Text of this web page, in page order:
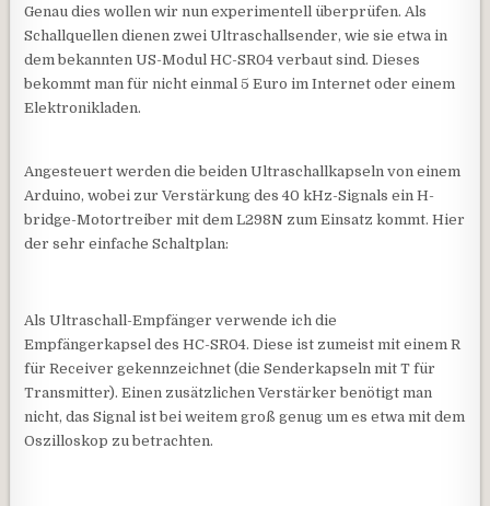
Genau dies wollen wir nun experimentell überprüfen. Als
Schallquellen dienen zwei Ultraschallsender, wie sie etwa in
dem bekannten US-Modul HC-SR04 verbaut sind. Dieses
bekommt man für nicht einmal 5 Euro im Internet oder einem
Elektronikladen.
Angesteuert werden die beiden Ultraschallkapseln von einem
Arduino, wobei zur Verstärkung des 40 kHz-Signals ein H-
bridge-Motortreiber mit dem L298N zum Einsatz kommt. Hier
der sehr einfache Schaltplan:
Als Ultraschall-Empfänger verwende ich die
Empfängerkapsel des HC-SR04. Diese ist zumeist mit einem R
für Receiver gekennzeichnet (die Senderkapseln mit T für
Transmitter). Einen zusätzlichen Verstärker benötigt man
nicht, das Signal ist bei weitem groß genug um es etwa mit dem
Oszilloskop zu betrachten.